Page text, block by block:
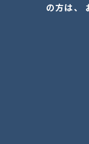
の方は、